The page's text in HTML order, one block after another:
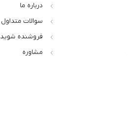
درباره ما
سوالات متداول
فروشنده شوید
مشاوره